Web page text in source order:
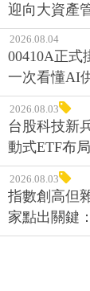
迎向大資產
2026.08.04
00410A正式
一次看懂AI
2026.08.03
台股科技新
動式ETF布
2026.08.03
指數創高但
家點出關鍵